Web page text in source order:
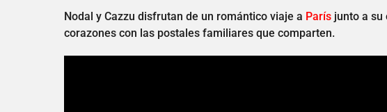
Nodal y Cazzu disfrutan de un romántico viaje a París junto a
corazones con las postales familiares que comparten.